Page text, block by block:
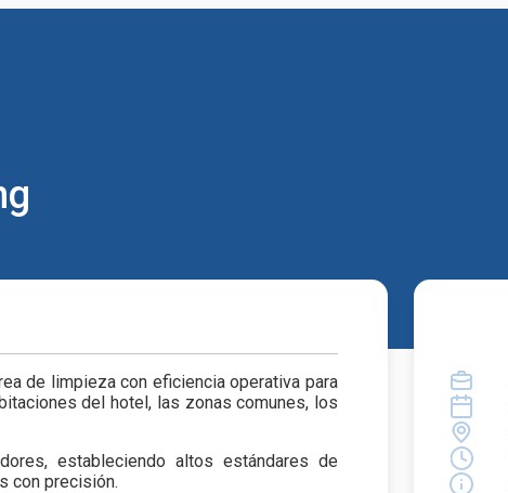
de limpieza con eficiencia operativa para
del hotel, las zonas comunes, los
estableciendo altos estándares de
con precisión.